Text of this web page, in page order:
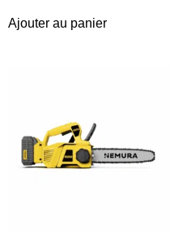
Ajouter au panier